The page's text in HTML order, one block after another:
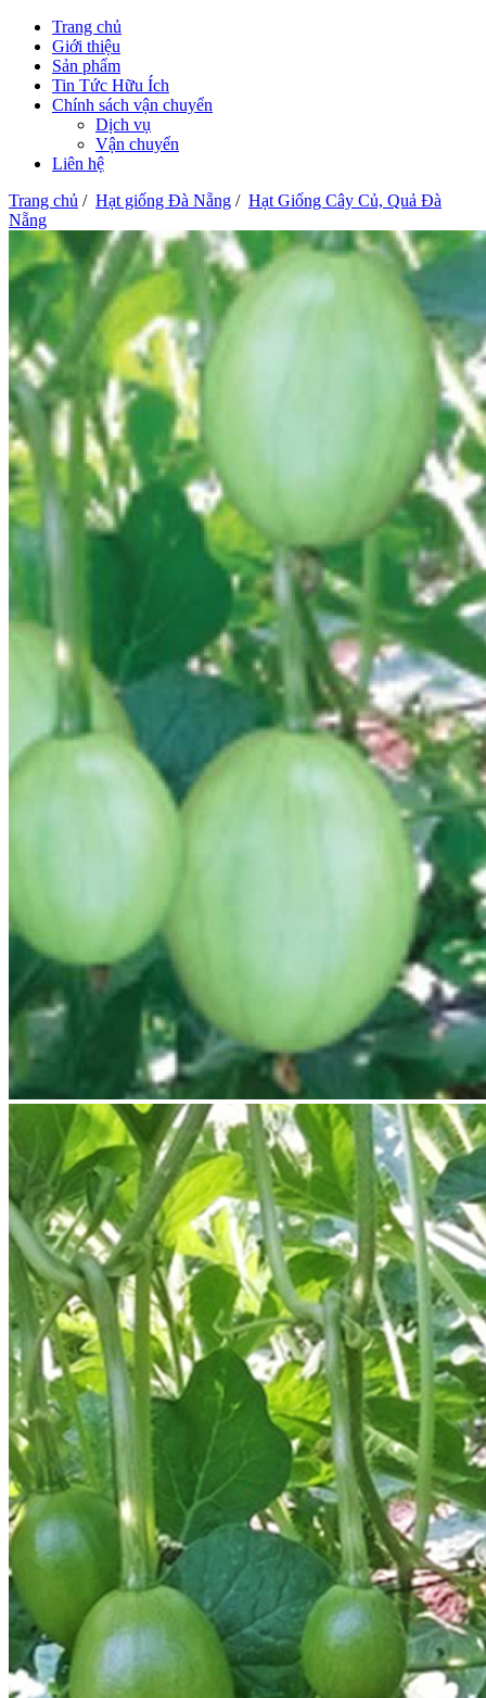
Trang chủ
Giới thiệu
Sản phẩm
Tin Tức Hữu Ích
Chính sách vận chuyển
Dịch vụ
Vận chuyển
Liên hệ
Trang chủ / Hạt giống Đà Nẵng / Hạt Giống Cây Củ, Quả Đà
Nẵng